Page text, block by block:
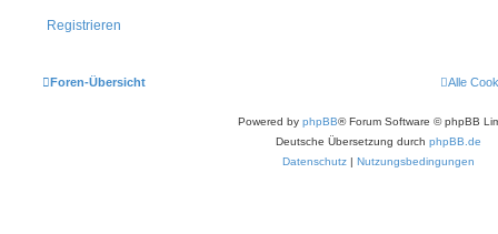
Registrieren
Foren-Übersicht Alle
Powered by phpBB® Forum Software © phpBB
Deutsche Übersetzung durch phpBB.de
Datenschutz | Nutzungsbedingungen